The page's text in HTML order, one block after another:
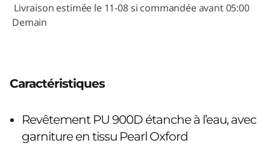
Livraison estimée le 11-08 si commandée avant 05:00
Demain
Caractéristiques
Revêtement PU 900D étanche à l’eau, avec
garniture en tissu Pearl Oxford